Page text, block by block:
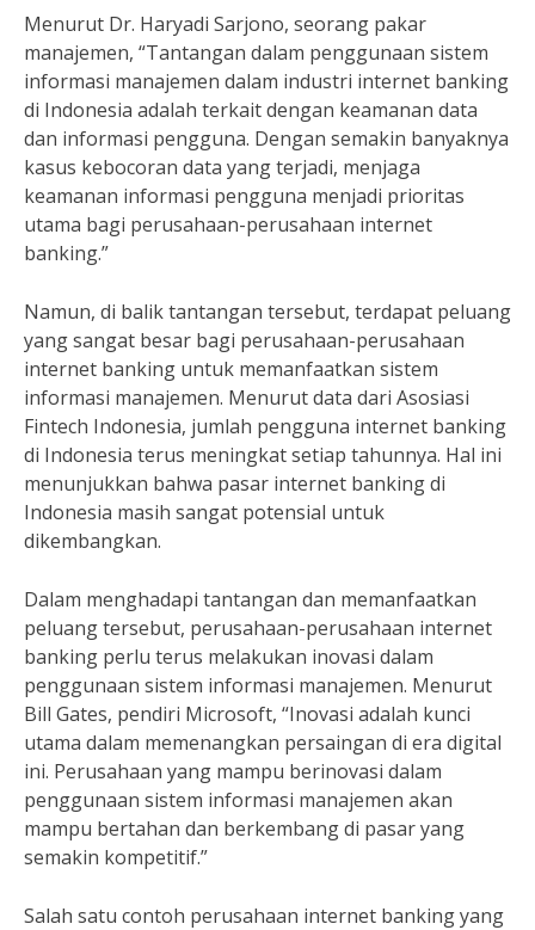
Menurut Dr. Haryadi Sarjono, seorang pakar
manajemen, “Tantangan dalam penggunaan sistem
informasi manajemen dalam industri internet banking
di Indonesia adalah terkait dengan keamanan data
dan informasi pengguna. Dengan semakin banyaknya
kasus kebocoran data yang terjadi, menjaga
keamanan informasi pengguna menjadi prioritas
utama bagi perusahaan-perusahaan internet
banking.”
Namun, di balik tantangan tersebut, terdapat peluang
yang sangat besar bagi perusahaan-perusahaan
internet banking untuk memanfaatkan sistem
informasi manajemen. Menurut data dari Asosiasi
Fintech Indonesia, jumlah pengguna internet banking
di Indonesia terus meningkat setiap tahunnya. Hal ini
menunjukkan bahwa pasar internet banking di
Indonesia masih sangat potensial untuk
dikembangkan.
Dalam menghadapi tantangan dan memanfaatkan
peluang tersebut, perusahaan-perusahaan internet
banking perlu terus melakukan inovasi dalam
penggunaan sistem informasi manajemen. Menurut
Bill Gates, pendiri Microsoft, “Inovasi adalah kunci
utama dalam memenangkan persaingan di era digital
ini. Perusahaan yang mampu berinovasi dalam
penggunaan sistem informasi manajemen akan
mampu bertahan dan berkembang di pasar yang
semakin kompetitif.”
Salah satu contoh perusahaan internet banking yang